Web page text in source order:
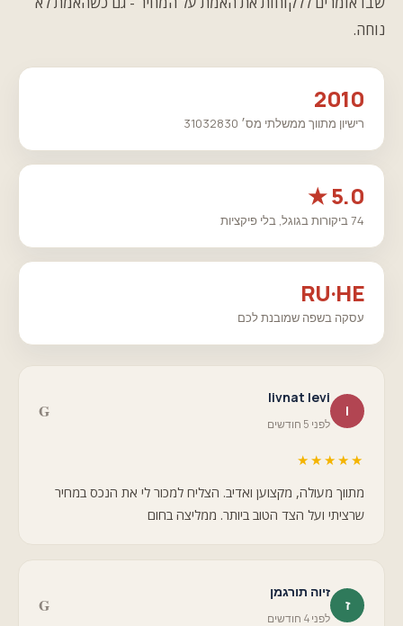
נוחה.
2010
רישיון מתווך ממשלתי מס׳ 31032830
5.0 ★
74 ביקורות בגוגל, בלי פיקציות
RU·HE
עסקה בשפה שמובנת לכם
l
livnat levi
לפני 5 חודשים
G
★★★★★
מתווך מעולה, מקצוען ואדיב. הצליח למכור לי את הנכס במחיר
שרציתי ועל הצד הטוב ביותר. ממליצה בחום
ז
זיוה תורגמן
לפני 4 חודשים
G